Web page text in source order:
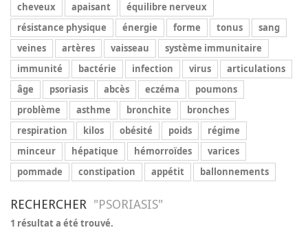
cheveux
apaisant
équilibre nerveux
résistance physique
énergie forme tonus
sang
veines
artères vaisseau
système immunitaire
immunité
bactérie infection virus
articulations
âge
psoriasis abcès eczéma
poumons
problème
asthme bronchite
bronches
respiration
kilos obésité poids
régime
minceur
hépatique hémorroïdes
varices
pommade
constipation appétit ballonnements
RECHERCHER "PSORIASIS"
1 résultat a été trouvé.